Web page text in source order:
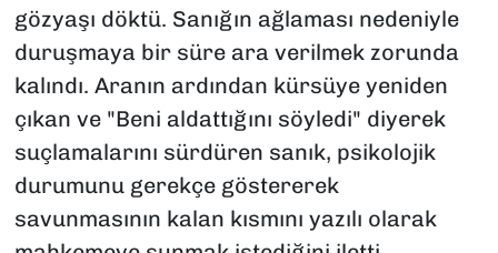
gözyaşı döktü. Sanığın ağlaması nedeniyle
duruşmaya bir süre ara verilmek zorunda
kalındı. Aranın ardından kürsüye yeniden
çıkan ve "Beni aldattığını söyledi" diyerek
suçlamalarını sürdüren sanık, psikolojik
durumunu gerekçe göstererek
savunmasının kalan kısmını yazılı olarak